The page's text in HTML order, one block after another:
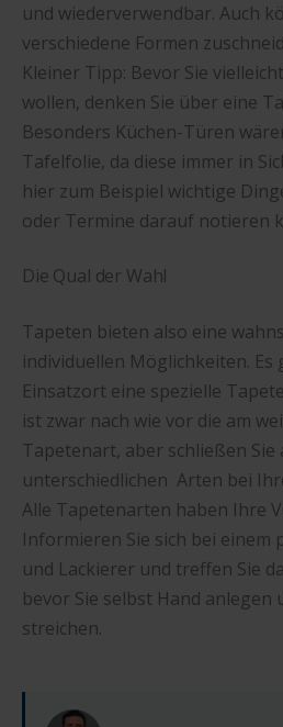
und wiederverwendbar. Auch
verschiedene Formen
Kleiner Tipp: Bevor Sie
wollen, denken Sie über eine
Besonders Küchen-Türen
Tafelfolie, da diese immer in
hier zum Beispiel wichtige
oder Termine darauf notieren
Die Qual der Wahl
Tapeten bieten also eine
individuellen Möglichkeiten.
Einsatzort eine spezielle
ist zwar nach wie vor die am
Tapetenart, aber schließen Sie
unterschiedlichen Arten bei
Alle Tapetenarten haben Ihre
Informieren Sie sich bei einem
und Lackierer und treffen Sie
bevor Sie selbst Hand anlegen
streichen.